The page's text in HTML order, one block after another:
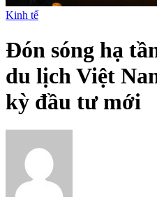
Kinh tế
Đón sóng hạ
du lịch Việt
kỳ đầu tư mới